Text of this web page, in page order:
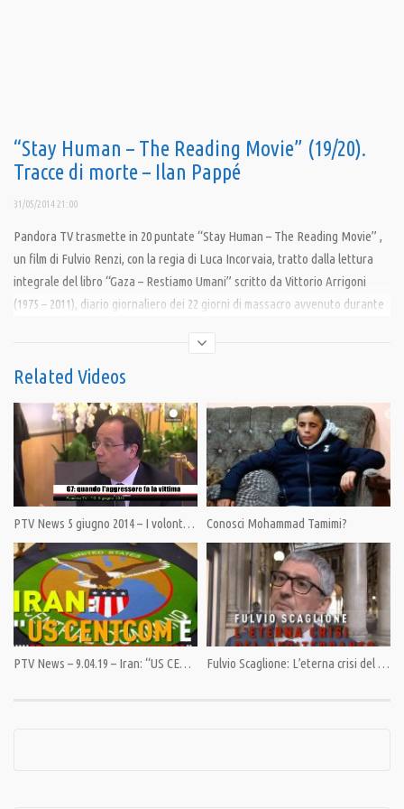
“Stay Human – The Reading Movie” (19/20).
Tracce di morte – Ilan Pappé
31/05/2014 21:00
Pandora TV trasmette in 20 puntate “Stay Human – The Reading Movie” ,
un film di Fulvio Renzi, con la regia di Luca Incorvaia, tratto dalla lettura
integrale del libro “Gaza – Restiamo Umani” scritto da Vittorio Arrigoni
(1975 – 2011), diario giornaliero dei 22 giorni di massacro avvenuto durante
civili della striscia di Gaza, tra la fine del 2008 e l’inizio del 2009, in cui
morirono più di 1200 civili e oltre 400 bambini furono assassinati. Il film,
mantenere l’empatia e la forza espressiva di ogni protagonista. Vittorio
Arrigoni, volontario dell’International Solidarity Movement, assisteva negli
ospedali e sulle ambulanze a soccorrere la popolazione di Gaza, vittima di
un bombardamento senza precedenti e contro ogni convenzione
internazionale, in cui furono distrutti ospedali, scuole, moschee e abitazioni
civili. Vittorio Arrigoni ci ha lasciato l’unica testimonianza al mondo, scritta
giorno dopo giorno, dell’intera offensiva e costituisce il documento storico
di un crimine contro l’umanità.
Tra i protagonisti alcune delle più autorevoli eminenze accademiche e
culturali in difesa dei Diritti Umani come Stéphane Hessel, Noam Chomsky, il
premio Nobel per la pace Mairead Corrigan Maguire, Roger Waters, Moni
Ovadia, Don Andrea Gallo e molti altri.
Related Videos
PTV News 5 giugno 2014 – I volontari russi a Donetsk Conosci Mohammad Tamimi?
PTV News – 9.04.19 – Iran: “US CENTCOM è un’organizzazione terroristica” Fulvio Scaglione: L’eterna crisi del Mediterraneo